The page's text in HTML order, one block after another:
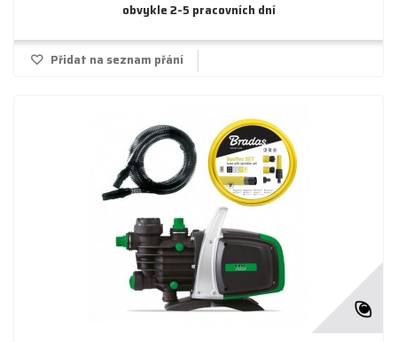
obvykle 2-5 pracovních dní
Přidat na seznam přání